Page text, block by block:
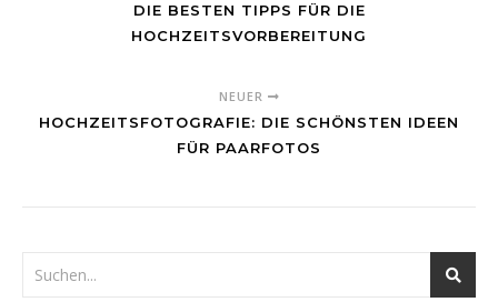
DIE BESTEN TIPPS FÜR DIE
HOCHZEITSVORBEREITUNG
NEUER
HOCHZEITSFOTOGRAFIE: DIE SCHÖNSTEN IDEEN
FÜR PAARFOTOS